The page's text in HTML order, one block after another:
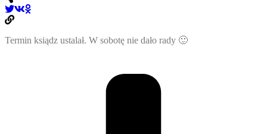
Termin ksiądz ustalał. W sobotę nie dało rady 🙂